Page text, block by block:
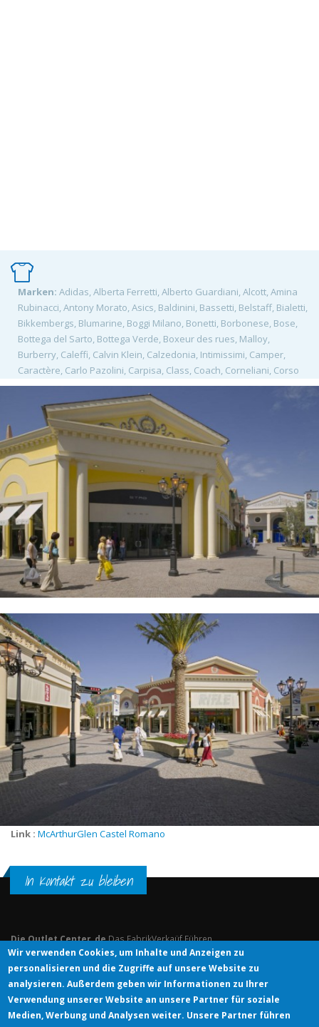
Marken: Adidas, Alberta Ferretti, Alberto Guardiani, Alcott, Amina
Rubinacci, Antony Morato, Asics, Baldinini, Bassetti, Belstaff, Bialetti,
Bikkembergs, Blumarine, Boggi Milano, Bonetti, Borbonese, Bose,
Bottega del Sarto, Bottega Verde, Boxeur des rues, Malloy,
Burberry, Caleffi, Calvin Klein, Calzedonia, Intimissimi, Camper,
Caractère, Carlo Pazolini, Carpisa, Class, Coach, Corneliani, Corso
Roma, Crocs, David Naman, David Saddler, Design Bistrot, Spizzico,
Desigual, Diesel, Douglas, Elena Miro, Elisabetta Franchi, Eredi
Pisano, Etro, Farinella, Flavio Castellani, Fossil, Franklin&Marshall,
Fratelli Rossetti, Freddy, Furla, Gallo, Gap, Gas, Gattinoni, Geox,
Golden Lady, G-Star Raw, Guess, Gutteridge, Harmont & Blaine,
Henry Cotton's, Home & Cook, Lagostina, Krups, Tefal, Moulinex,
Rowenta, Hugo Boss, Iceberg, Igi&Co, Italia Independent, Ixos,
Jeckerson, K-Way, La Martina, La Perla, Lacoste, Le Creuset, Levi's,
Lindt, Liu•Jo, L'Oréal Paris, Loriblu, Loro Piana, Lovable Planet,
Playtex, M Missoni, Marina Militare, Marina Yachting, Massimo
Rebecchi, Mastro Titta, Mauro Grifoni, MCS, Michael Kors, Moreschi,
Moschino, Motostore, New Balance, Nike, North Sails, O bag store,
Pal Zileri, Patrizia Pepe, Paul Taylor, Petit Bateau, Philipp Plein,
Pianurastudio, Pinko, Piquadro, Pollini, Primigi, Pupa, Quiksilver,
Samsonite, Seventy, Silvian Heach, Simonetta, Sisley, Sixty, SPADA,
Staff International, Stone Island, Store House, Sunglass Time,
Swarovski, Tailor Club, The Bridge, Tommy Hilfiger, Tosca Blu,
Trussardi Jeans, Twin-Set, Simona Barbieri, Ugo Colella, United
colors of Benetton, Valentino, Vans, VB Store, Versace, Villeroy &
Boch, W.O.K., Wolford, Yamamay,
Link : McArthurGlen Castel Romano
In Kontakt zu bleiben
Die Outlet Center .deDas FabrikVerkaüf Führen
© DIE OUTLET CENTER .DE
Wir verwenden Cookies, um Inhalte und Anzeigen zu
personalisieren und die Zugriffe auf unsere Website zu
analysieren. Außerdem geben wir Informationen zu Ihrer
Verwendung unserer Website an unsere Partner für soziale
Medien, Werbung und Analysen weiter. Unsere Partner führen